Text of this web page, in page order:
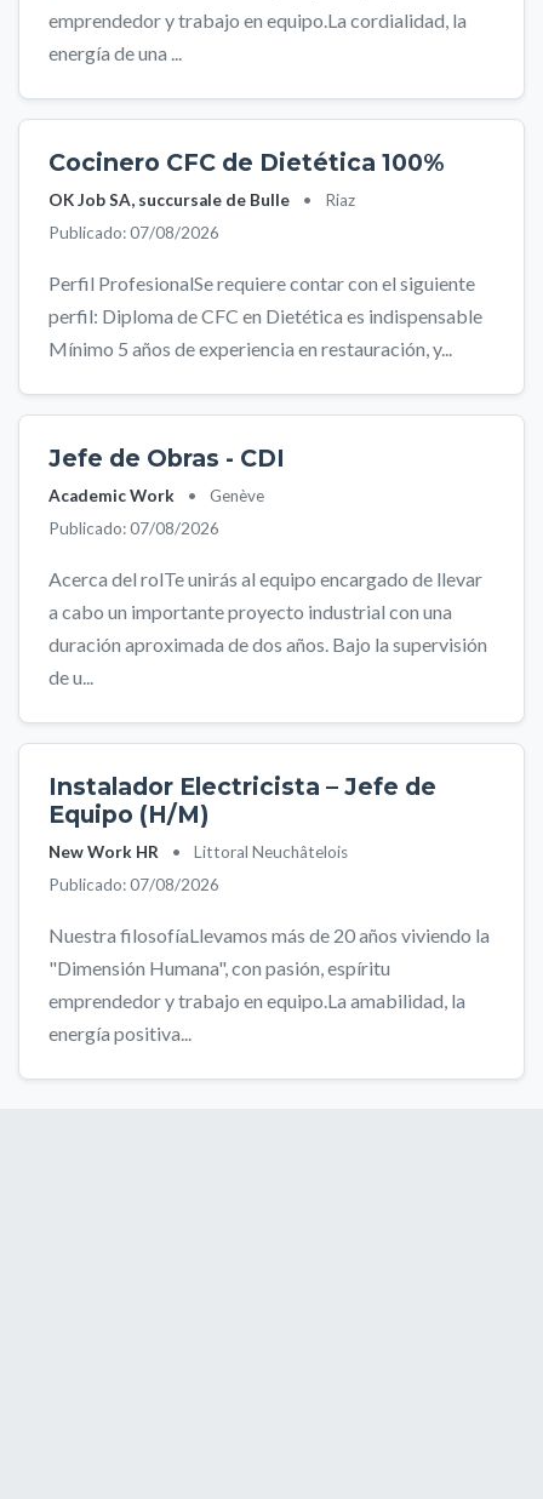
emprendedor y trabajo en equipo.La cordialidad, la
energía de una ...
Cocinero CFC de Dietética 100%
OK Job SA, succursale de Bulle •
Riaz
Publicado: 07/08/2026
Perfil ProfesionalSe requiere contar con el siguiente
perfil: Diploma de CFC en Dietética es indispensable
Mínimo 5 años de experiencia en restauración, y...
Jefe de Obras - CDI
Academic Work •
Genève
Publicado: 07/08/2026
Acerca del rolTe unirás al equipo encargado de llevar
a cabo un importante proyecto industrial con una
duración aproximada de dos años. Bajo la supervisión
de u...
Instalador Electricista – Jefe de
Equipo (H/M)
New Work HR •
Littoral Neuchâtelois
Publicado: 07/08/2026
Nuestra filosofíaLlevamos más de 20 años viviendo la
"Dimensión Humana", con pasión, espíritu
emprendedor y trabajo en equipo.La amabilidad, la
energía positiva...